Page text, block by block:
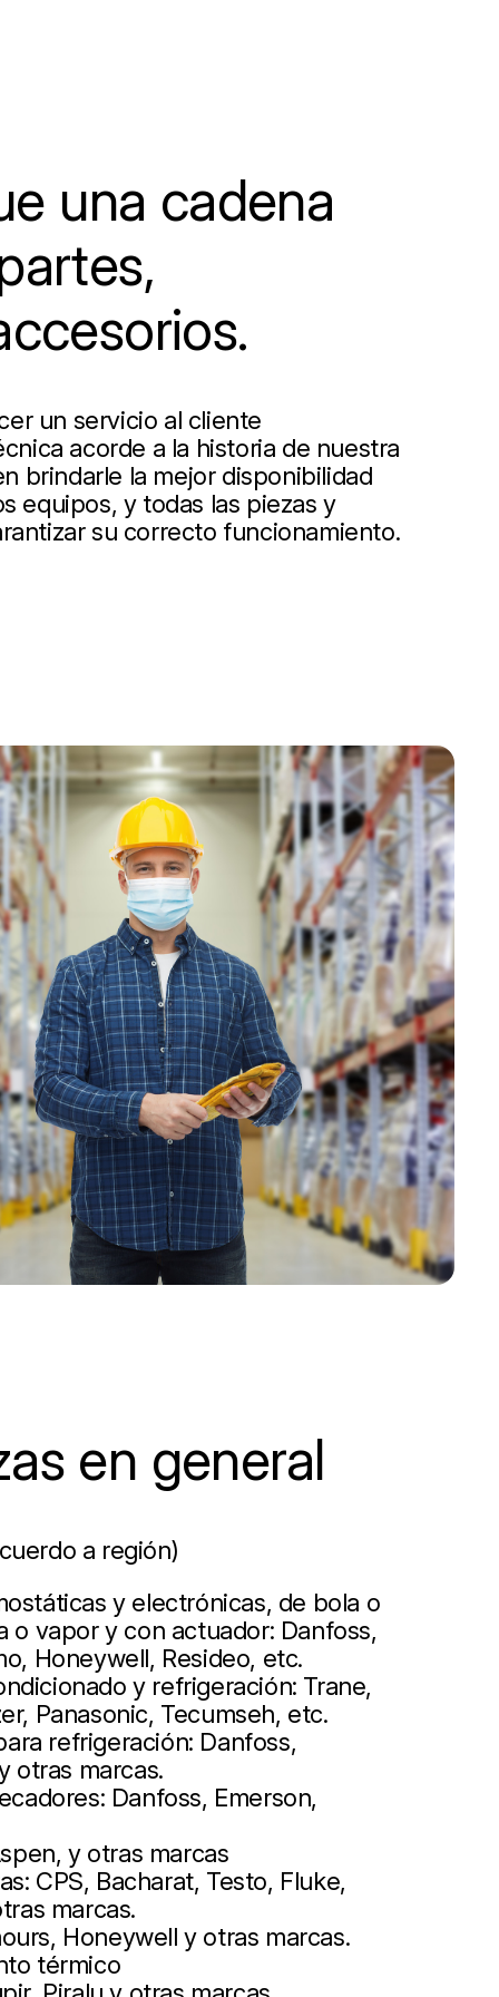
una cadena
un servicio al cliente
acorde a la historia de nuestra
brindarle la mejor disponibilidad
equipos, y todas las piezas y
su correcto funcionamiento.
en general
a región)
y electrónicas, de bola o
o vapor y con actuador: Danfoss,
Honeywell, Resideo, etc.
y refrigeración: Trane,
Panasonic, Tecumseh, etc.
refrigeración: Danfoss,
otras marcas.
Danfoss, Emerson,
y otras marcas
CPS, Bacharat, Testo, Fluke,
marcas.
Honeywell y otras marcas.
térmico